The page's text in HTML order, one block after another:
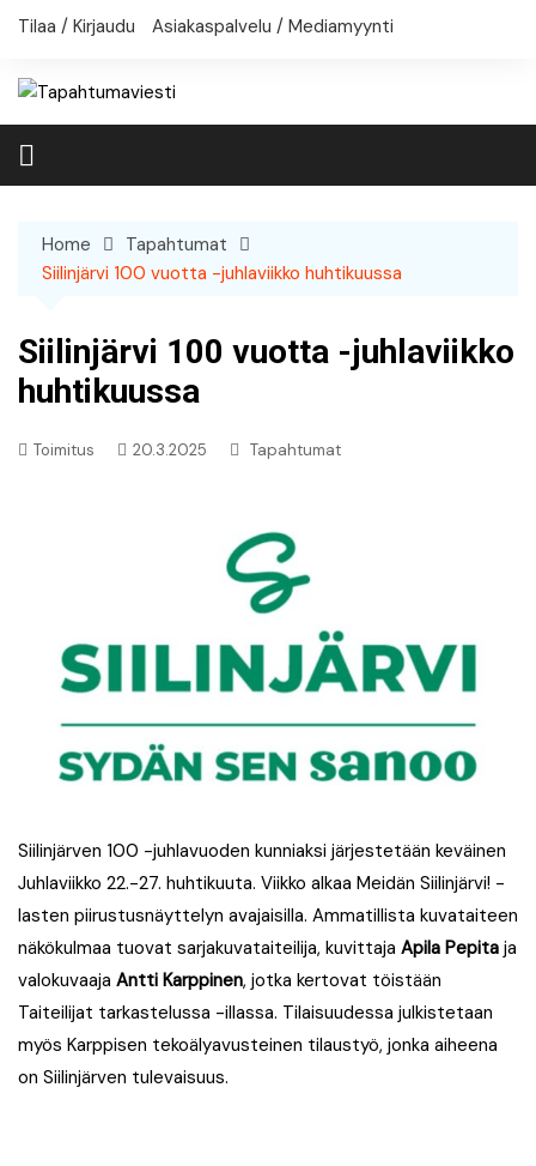
Skip
Tilaa / Kirjaudu Asiakaspalvelu / Mediamyynti
Home
Tapahtumat
Siilinjärvi 100 vuotta -juhlaviikko huhtikuussa
Siilinjärvi 100 vuotta -juhlaviikko
huhtikuussa
Toimitus 20.3.2025 Tapahtumat
Siilinjärven 100 -juhlavuoden kunniaksi järjestetään keväinen
Juhlaviikko 22.-27. huhtikuuta. Viikko alkaa Meidän Siilinjärvi! -
lasten piirustusnäyttelyn avajaisilla. Ammatillista kuvataiteen
näkökulmaa tuovat sarjakuvataiteilija, kuvittaja Apila Pepita ja
valokuvaaja Antti Karppinen, jotka kertovat töistään
Taiteilijat tarkastelussa -illassa. Tilaisuudessa julkistetaan
myös Karppisen tekoälyavusteinen tilaustyö, jonka aiheena
on Siilinjärven tulevaisuus.